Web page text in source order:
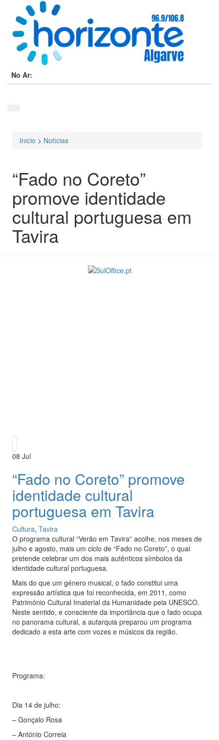
No Ar:
Está aqui
Inicio > Notícias
“Fado no Coreto”
promove identidade
cultural portuguesa em
Tavira
08 Jul
“Fado no Coreto” promove
identidade cultural
portuguesa em Tavira
Cultura, Tavira
O programa cultural “Verão em Tavira” acolhe, nos meses de
julho e agosto, mais um ciclo de “Fado no Coreto”, o qual
pretende celebrar um dos mais autênticos símbolos da
identidade cultural portuguesa.
Mais do que um género musical, o fado constitui uma
expressão artística que foi reconhecida, em 2011, como
Património Cultural Imaterial da Humanidade pela UNESCO.
Neste sentido, e consciente da importância que o fado ocupa
no panorama cultural, a autarquia preparou um programa
dedicado a esta arte com vozes e músicos da região.
Programa:
Dia 14 de julho:
– Gonçalo Rosa
– António Correia